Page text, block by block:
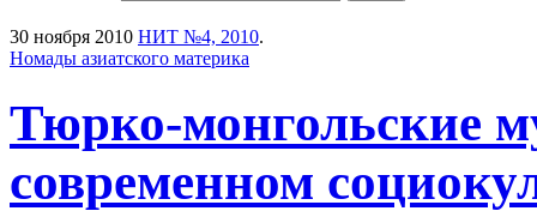
30 ноября 2010 НИТ №4, 2010.
Номады азиатского материка
Тюрко-монгольские
современном